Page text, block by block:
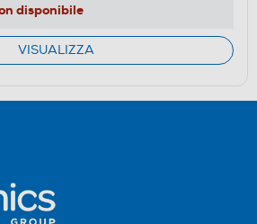
disponibile
VISUALIZZA